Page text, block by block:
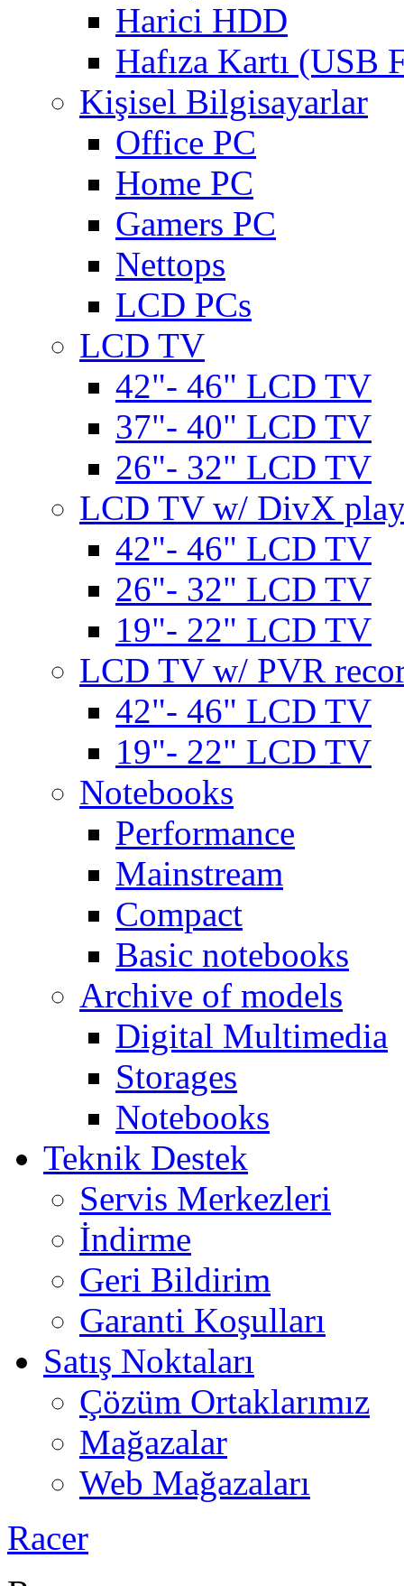
Harici HDD
Hafıza Kartı (USB
Kişisel Bilgisayarlar
Office PC
Home PC
Gamers PC
Nettops
LCD PCs
LCD TV
42"- 46" LCD TV
37"- 40" LCD TV
26"- 32" LCD TV
LCD TV w/ DivX
42"- 46" LCD TV
26"- 32" LCD TV
19"- 22" LCD TV
LCD TV w/ PVR
42"- 46" LCD TV
19"- 22" LCD TV
Notebooks
Performance
Mainstream
Compact
Basic notebooks
Archive of models
Digital Multimedia
Storages
Notebooks
Teknik Destek
Servis Merkezleri
İndirme
Geri Bildirim
Garanti Koşulları
Satış Noktaları
Çözüm Ortaklarımız
Mağazalar
Web Mağazaları
Racer